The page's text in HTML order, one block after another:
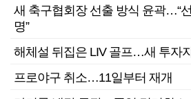
새 축구협회장 선출 방식 윤곽…“
명”
해체설 뒤집은 LIV 골프…새 투자자
프로야구 취소…11일부터 재개